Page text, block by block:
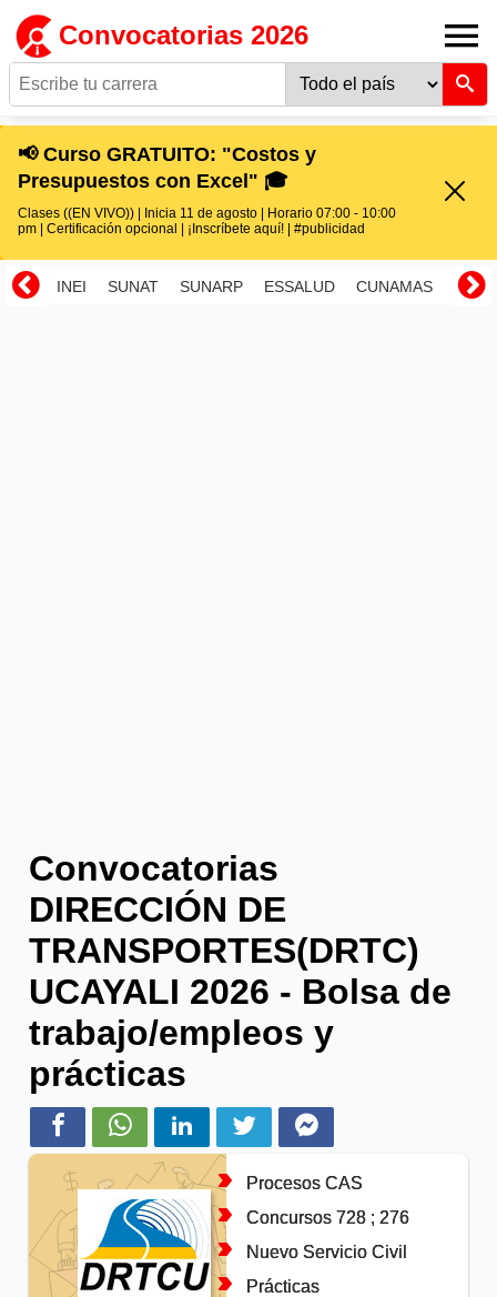
Convocatorias 2026
📢 Curso GRATUITO: "Costos y
Presupuestos con Excel" 🎓
Clases ((EN VIVO)) | Inicia 11 de agosto | Horario 07:00 - 10:00
pm | Certificación opcional | ¡Inscríbete aquí! | #publicidad
INEI SUNAT SUNARP ESSALUD CUNAMAS
Convocatorias
DIRECCIÓN DE
TRANSPORTES(DRTC)
UCAYALI 2026 - Bolsa de
trabajo/empleos y
prácticas
Procesos CAS
Concursos 728 ; 276
Nuevo Servicio Civil
Prácticas